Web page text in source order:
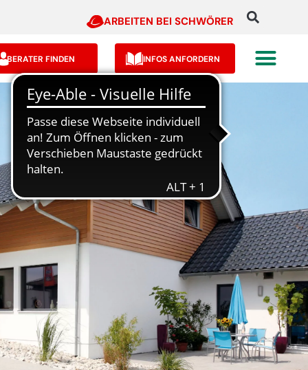
ARBEITEN BEI SCHWÖRER
BERATER FINDEN INFOS ANFORDERN